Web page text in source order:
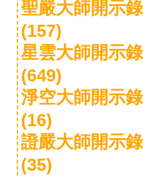
聖嚴大師開示錄
(157)
星雲大師開示錄
(649)
淨空大師開示錄
(16)
證嚴大師開示錄
(35)